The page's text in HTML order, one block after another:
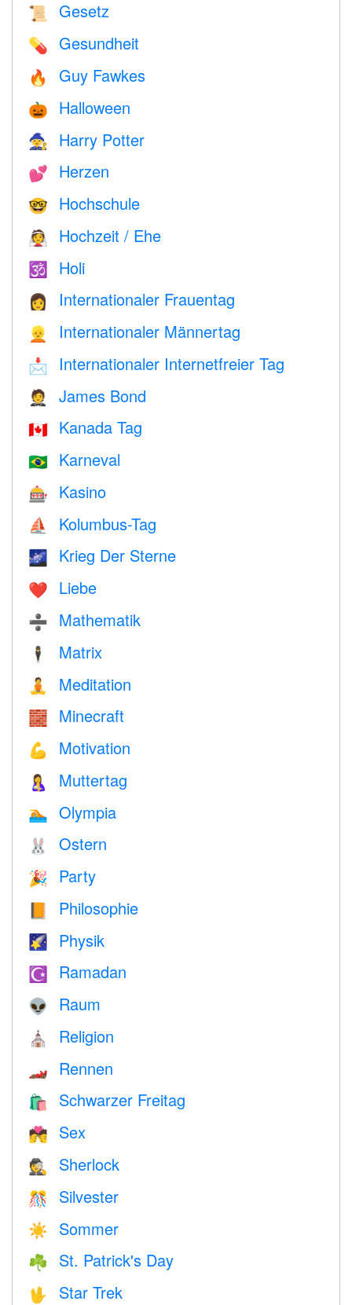
📜 Gesetz
💊 Gesundheit
🔥 Guy Fawkes
🎃 Halloween
🧙 Harry Potter
💕 Herzen
🤓 Hochschule
👰 Hochzeit / Ehe
🕉 Holi
👩 Internationaler Frauentag
👱 Internationaler Männertag
📩 Internationaler Internetfreier Tag
🤵 James Bond
🇨🇦 Kanada Tag
🇧🇷 Karneval
🎰 Kasino
⛵️ Kolumbus-Tag
🌌 Krieg Der Sterne
❤️️ Liebe
➗ Mathematik
🕴️ Matrix
🧘 Meditation
🧱 Minecraft
💪 Motivation
🤱 Muttertag
🏊 Olympia
🐰 Ostern
🎉 Party
📙 Philosophie
🌠 Physik
☪️ Ramadan
👽 Raum
⛪️ Religion
🏎 Rennen
🛍 Schwarzer Freitag
💏 Sex
🕵️ Sherlock
🎊 Silvester
☀️ Sommer
☘️ St. Patrick's Day
🖖 Star Trek